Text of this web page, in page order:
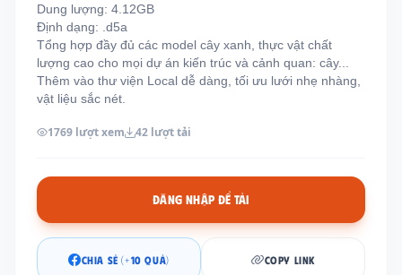
Đăng nhập
Đăng ký
Dung lượng: 4.12GB
Định dạng: .d5a
Tổng hợp đầy đủ các model cây xanh, thực vật chất
lượng cao cho mọi dự án kiến trúc và cảnh quan: cây...
Thêm vào thư viện Local dễ dàng, tối ưu lưới nhẹ nhàng,
vật liệu sắc nét.
1769 lượt xem 42 lượt tải
ĐĂNG NHẬP ĐỂ TẢI
CHIA SẺ (+10 QUẢ) COPY LINK